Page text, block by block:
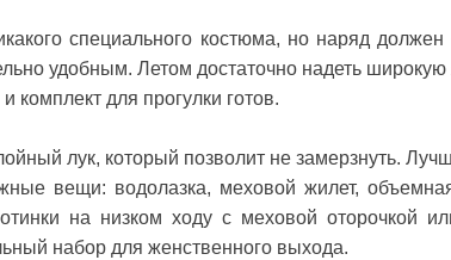
специального костюма, но наряд
удобным. Летом достаточно надеть широкую
комплект для прогулки готов.
лук, который позволит не замерзнуть.
вещи: водолазка, меховой жилет,
на низком ходу с меховой оторочкой
набор для женственного выхода.